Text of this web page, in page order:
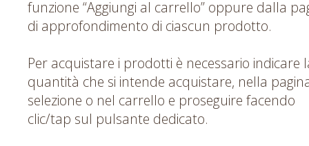
funzione “Aggiungi al carrello” oppure dalla
di approfondimento di ciascun prodotto.
Per acquistare i prodotti è necessario indicare
quantità che si intende acquistare, nella
selezione o nel carrello e proseguire facendo
clic/tap sul pulsante dedicato.